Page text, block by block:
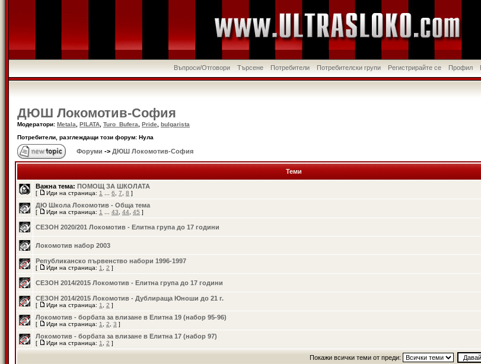
Въпроси/Отговори Търсене Потребители Потребителски групи Регистрирайте се Профил
ДЮШ Локомотив-София
Модератори: Metala PILATA Turo_Bufera Pride
bulgarista
Потребители, разглеждащи този форум: Нула
Форуми -> ДЮШ Локомотив-София
Теми
Важна тема: ПОМОЩ ЗА ШКОЛАТА
[ Иди на страница: 1 6 7 8 ]
ДЮ Школа Локомотив - Обща тема
[ Иди на страница: 1 43 44 45 ]
СЕЗОН 2020/201 Локомотив - Елитна група до 17 години
Локомотив набор 2003
Републиканско първенство набори 1996-1997
[ Иди на страница: 1 2 ]
СЕЗОН 2014/2015 Локомотив - Елитна група до 17 години
СЕЗОН 2014/2015 Локомотив - Дублираща Юноши до 21 г.
[ Иди на страница: 1 2 ]
Локомотив - борбата за влизане в Елитна 19 (набор 95-96)
[ Иди на страница: 1 2 3 ]
Локомотив - борбата за влизане в Елитна 17 (набор 97)
[ Иди на страница: 1 2 ]
Покажи всички теми от преди: